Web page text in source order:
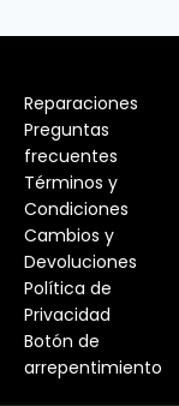
Reparaciones
Preguntas
frecuentes
Términos y
Condiciones
Cambios y
Devoluciones
Política de
Privacidad
Botón de
arrepentimiento